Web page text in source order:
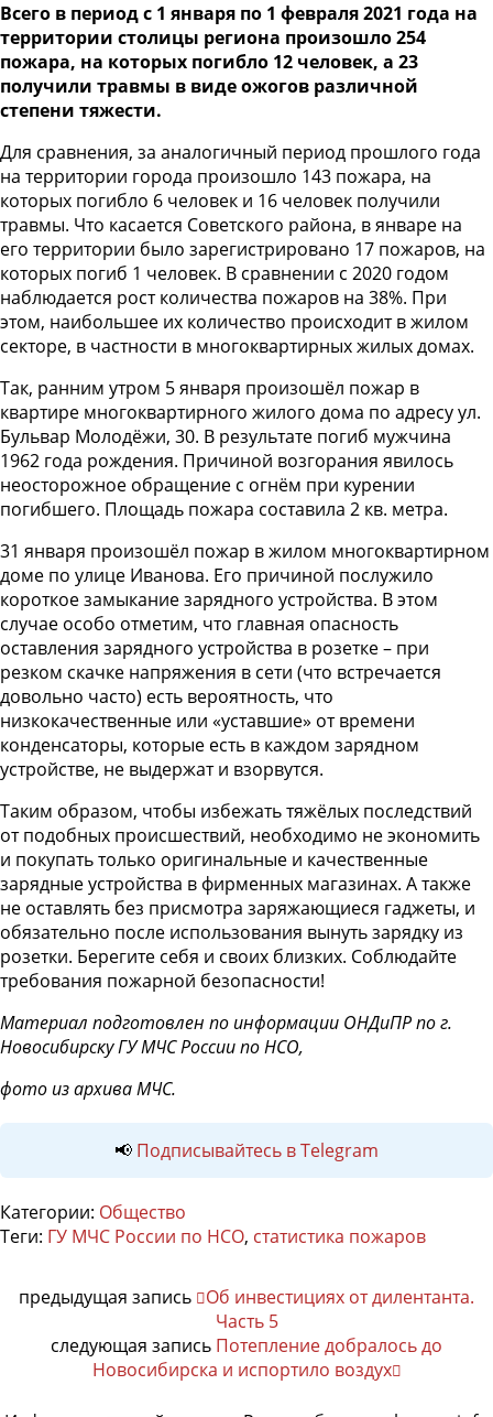
Всего в период с 1 января по 1 февраля 2021 года на
территории столицы региона произошло 254
пожара, на которых погибло 12 человек, а 23
получили травмы в виде ожогов различной
степени тяжести.
Для сравнения, за аналогичный период прошлого года
на территории города произошло 143 пожара, на
которых погибло 6 человек и 16 человек получили
травмы. Что касается Советского района, в январе на
его территории было зарегистрировано 17 пожаров, на
которых погиб 1 человек. В сравнении с 2020 годом
наблюдается рост количества пожаров на 38%. При
этом, наибольшее их количество происходит в жилом
секторе, в частности в многоквартирных жилых домах.
Так, ранним утром 5 января произошёл пожар в
квартире многоквартирного жилого дома по адресу ул.
Бульвар Молодёжи, 30. В результате погиб мужчина
1962 года рождения. Причиной возгорания явилось
неосторожное обращение с огнём при курении
погибшего. Площадь пожара составила 2 кв. метра.
31 января произошёл пожар в жилом многоквартирном
доме по улице Иванова. Его причиной послужило
короткое замыкание зарядного устройства. В этом
случае особо отметим, что главная опасность
оставления зарядного устройства в розетке – при
резком скачке напряжения в сети (что встречается
довольно часто) есть вероятность, что
низкокачественные или «уставшие» от времени
конденсаторы, которые есть в каждом зарядном
устройстве, не выдержат и взорвутся.
Таким образом, чтобы избежать тяжёлых последствий
от подобных происшествий, необходимо не экономить
и покупать только оригинальные и качественные
зарядные устройства в фирменных магазинах. А также
не оставлять без присмотра заряжающиеся гаджеты, и
обязательно после использования вынуть зарядку из
розетки. Берегите себя и своих близких. Соблюдайте
требования пожарной безопасности!
Материал подготовлен по информации ОНДиПР по г.
Новосибирску ГУ МЧС России по НСО,
фото из архива МЧС.
📢 Подписывайтесь в Telegram
Категории: Общество
Теги: ГУ МЧС России по НСО, статистика пожаров
предыдущая запись
Об инвестициях от дилентанта.
Часть 5
следующая запись Потепление добралось до
Новосибирска и испортило воздух